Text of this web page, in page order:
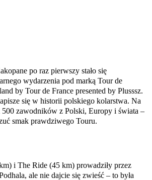
po raz pierwszy stało się
wydarzenia pod marką Tour de
by Tour de France presented by Plusssz.
się w historii polskiego kolarstwa. Na
500 zawodników z Polski, Europy i świata –
smak prawdziwego Touru.
i The Ride (45 km) prowadziły przez
ale nie dajcie się zwieść – to była